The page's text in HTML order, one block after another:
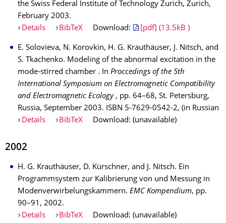
the Swiss Federal Institute of Technology Zurich, Zurich,
February 2003.
Details
BibTeX Download: [pdf] (13.5kB )
E. Solovieva, N. Korovkin, H. G. Krauthäuser, J. Nitsch, and
S. Tkachenko. Modeling of the abnormal excitation in the
mode-stirred chamber . In Proccedings of the 5th
International Symposium on Electromagnetic Compatibility
and Electromagnetic Ecology, pp. 64–68, St. Petersburg,
Russia, September 2003. ISBN 5-7629-0542-2, (in Russian
Details
BibTeX Download: (unavailable)
2002
H. G. Krauthäuser, D. Kürschner, and J. Nitsch. Ein
Programmsystem zur Kalibrierung von und Messung in
Modenverwirbelungskammern. EMC Kompendium, pp.
90–91, 2002.
Details
BibTeX Download: (unavailable)